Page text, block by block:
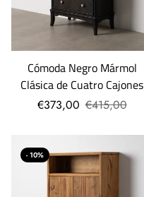
Cómoda Negro Mármol
Clásica de Cuatro Cajones
€373,00 €415,00
- 10%